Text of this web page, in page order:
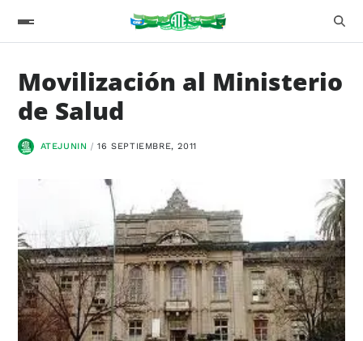
Movilización al Ministerio
de Salud
ATEJUNIN 16 SEPTIEMBRE, 2011